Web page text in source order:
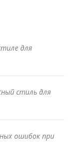
для
стиль для
ошибок при